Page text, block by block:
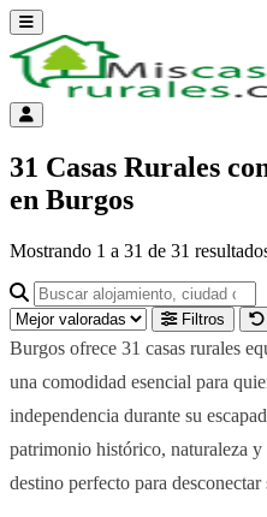
Abrir menú
Menú de cuenta
31 Casas Rurales
en Burgos
Mostrando 1 a 31 de 31
Buscar alojamiento, ciudad o
Filtros
Burgos ofrece 31 casas rurales
una comodidad esencial para
independencia durante su
patrimonio histórico, naturaleza
destino perfecto para